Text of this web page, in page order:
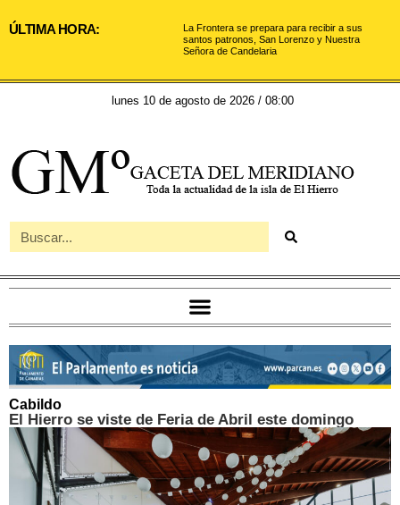
ÚLTIMA HORA:
La Frontera se prepara para recibir a sus
santos patronos, San Lorenzo y Nuestra
Señora de Candelaria
lunes 10 de agosto de 2026 / 08:00
Cabildo
El Hierro se viste de Feria de Abril este domingo